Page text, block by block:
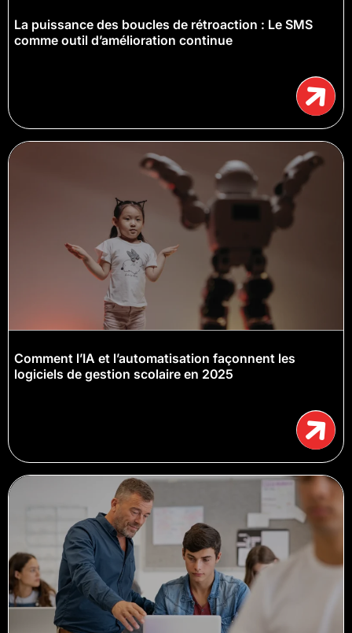
La puissance des boucles de rétroaction : Le SMS
comme outil d’amélioration continue
Comment l’IA et l’automatisation façonnent les
logiciels de gestion scolaire en 2025